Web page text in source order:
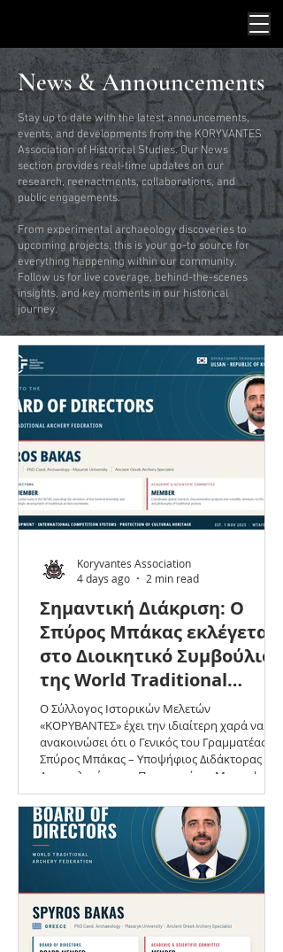
News & Announcements
Stay up to date with the latest announcements,
events, and developments from the KORYVANTES
Association of Historical Studies. Our News
section provides real-time updates on our
research, reenactments, collaborations, and
public engagements.
From experimental archaeology discoveries to
upcoming projects, this is your go-to source for
everything happening within our community.
Follow us for live coverage, behind-the-scenes
insights, and key moments in our historical
journey.
Σημαντική Διάκριση: Ο
Σπύρος Μπάκας εκλέγεται
στο Διοικητικό Συμβούλιο
της World Traditional
Archery Federation (WTAF)
Ο Σύλλογος Ιστορικών Μελετών
«ΚΟΡΥΒΑΝΤΕΣ» έχει την ιδιαίτερη χαρά να
ανακοινώσει ότι ο Γενικός του Γραμματέας,
Σπύρος Μπάκας – Υποψήφιος Διδάκτορας
Αρχαιολογίας στο Πανεπιστήμιο Masaryk και
ειδικός στην αρχαία ελληνική τοξοβολία –
εξελέγη μέλος του Διοικητικού Συμβουλίου
της World Traditional Archery Federation
(WTAF) και παράλληλα ορίστηκε ως μέλος της
Ακαδημαϊκής και Επιστημονικής Επιτροπής
της Ομοσπονδίας. Το Διοικητικό Συμβούλιο
αποτελεί το ανώτατο εκτελεστικό όργανο της
Koryvantes Association
4 days ago
2 min read